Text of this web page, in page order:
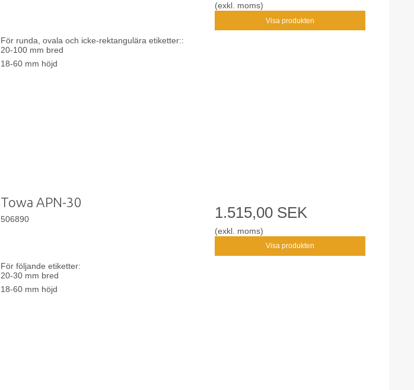
För runda, ovala och icke-rektangulära etiketter::
20-100 mm bred
18-60 mm höjd
(exkl. moms)
Visa produkten
Towa APN-30
506890
För följande etiketter:
20-30 mm bred
18-60 mm höjd
1.515,00 SEK
(exkl. moms)
Visa produkten